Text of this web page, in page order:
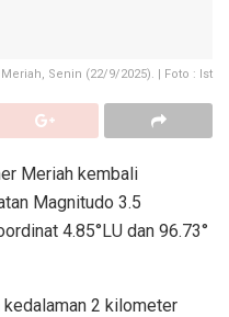
Senin (22/9/2025). | Foto : Ist
Meriah kembali
Magnitudo 3.5
4.85°LU dan 96.73°
2 kilometer